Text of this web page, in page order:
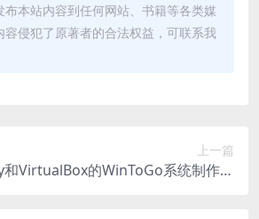
本站内容到任何网站、书籍等各类媒
侵犯了原著者的合法权益，可联系我
上一篇
VirtualBox的WinToGo系统制作教